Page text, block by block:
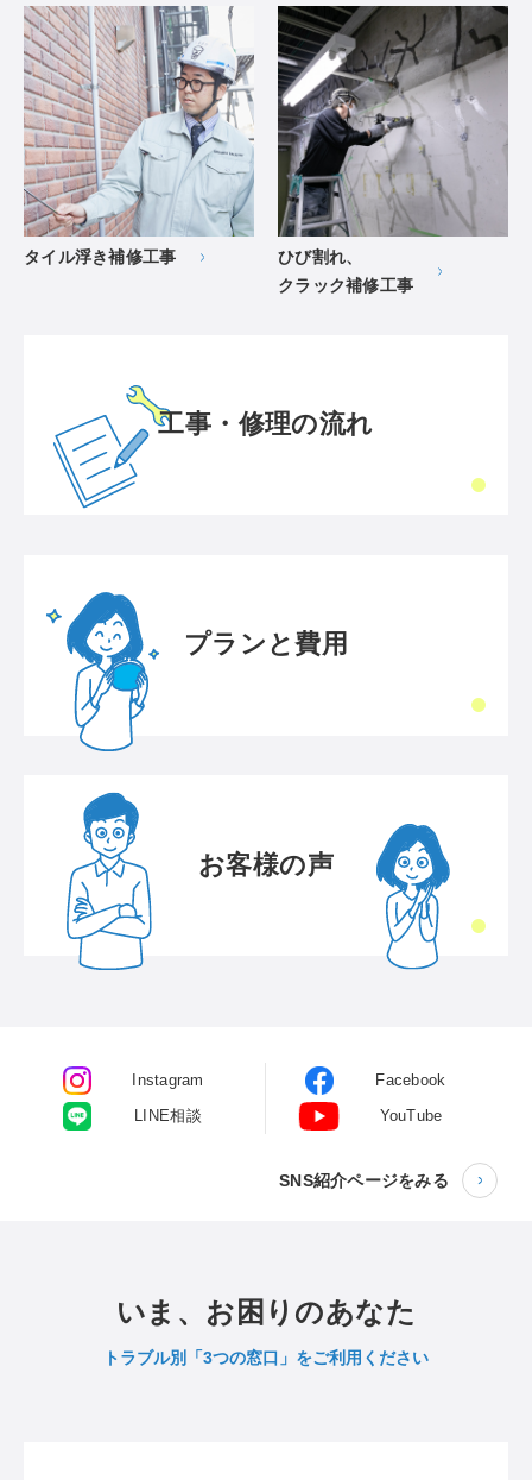
タイル浮き補修工事
ひび割れ、
クラック補修工事
工事・修理の流れ
プランと費用
お客様の声
Instagram
Facebook
LINE相談
YouTube
SNS紹介ページをみる
いま、お困りのあなた
トラブル別「3つの窓口」をご利用ください